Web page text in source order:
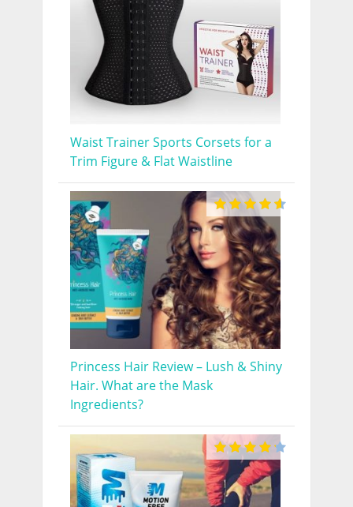
Waist Trainer Sports Corsets for a
Trim Figure & Flat Waistline
Princess Hair Review – Lush & Shiny
Hair. What are the Mask
Ingredients?